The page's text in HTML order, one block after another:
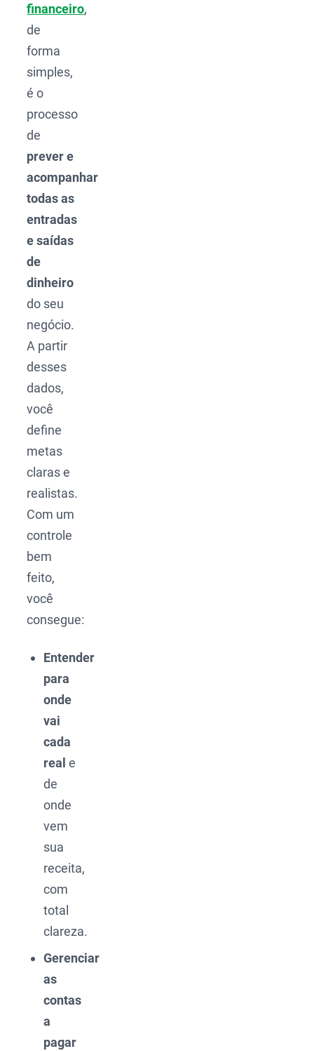
financeiro,
de
forma
simples,
é o
processo
de
prever e
acompanhar
todas as
entradas
e saídas
de
dinheiro
do seu
negócio.
A partir
desses
dados,
você
define
metas
claras e
realistas.
Com um
controle
bem
feito,
você
consegue:
Entender
para
onde
vai
cada
real e
de
onde
vem
sua
receita,
com
total
clareza.
Gerenciar
as
contas
a
pagar